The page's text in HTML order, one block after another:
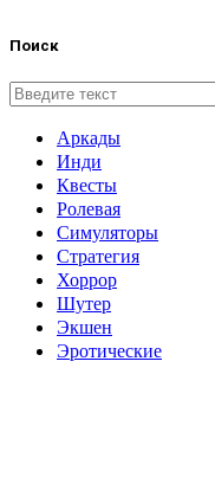
Поиск
Аркады
Инди
Квесты
Ролевая
Симуляторы
Стратегия
Хоррор
Шутер
Экшен
Эротические